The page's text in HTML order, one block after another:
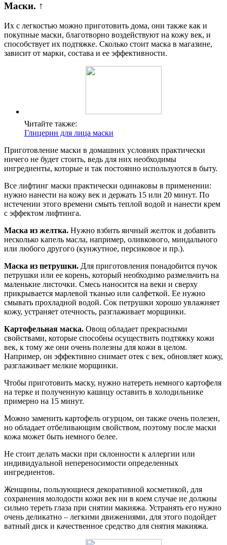
Маски. ↑
Их с легкостью можно приготовить дома, они также как и
покупные маски, благотворно воздействуют на кожу век, и
способствует их подтяжке. Сколько стоит маска в магазине,
зависит от марки, состава и ее эффективности.
Читайте также:
Глицерин для лица маски
Приготовление маски в домашних условиях практически
ничего не будет стоить, ведь для них необходимы
ингредиенты, которые и так постоянно используются в быту.
Все лифтинг маски практически одинаковы в применении:
нужно нанести на кожу век и держать 15 или 20 минут. По
истечении этого времени смыть теплой водой и нанести крем
с эффектом лифтинга.
Маска из желтка. Нужно взбить яичный желток и добавить
несколько капель масла, например, оливкового, миндального
или любого другого (кунжутное, персиковое и пр.).
Маска из петрушки. Для приготовления понадобится пучок
петрушки или ее корень, который необходимо размельчить на
маленькие листочки. Смесь наносится на веки и сверху
прикрывается марлевой тканью или салфеткой. Ее нужно
смывать прохладной водой. Сок петрушки хорошо увлажняет
кожу, устраняет отечность, разглаживает морщинки.
Картофельная маска. Овощ обладает прекрасными
свойствами, которые способны осуществить подтяжку кожи
век, к тому же они очень полезны для кожи в целом.
Например, он эффективно снимает отек с век, обновляет кожу,
разглаживает мелкие морщинки.
Чтобы приготовить маску, нужно натереть немного картофеля
на терке и полученную кашицу оставить в холодильнике
примерно на 15 минут.
Можно заменить картофель огурцом, он также очень полезен,
но обладает отбеливающим свойством, поэтому после маски
кожа может быть немного белее.
Не стоит делать маски при склонности к аллергии или
индивидуальной непереносимости определенных
ингредиентов.
Женщины, пользующиеся декоративной косметикой, для
сохранения молодости кожи век ни в коем случае не должны
сильно тереть глаза при снятии макияжа. Устранять его нужно
очень деликатно – легкими движениями, для этого подойдет
ватный диск и качественное средство для снятия макияжа.